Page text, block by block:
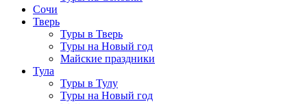
Сочи
Тверь
Туры в Тверь
Туры на Новый год
Майские праздники
Тула
Туры в Тулу
Туры на Новый год